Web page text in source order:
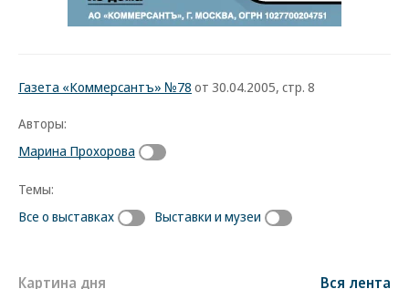
Газета «Коммерсантъ» №78 от 30.04.2005, стр. 8
Авторы:
Марина Прохорова
Темы:
Все о выставках
Выставки и музеи
Картина дня Вся лента